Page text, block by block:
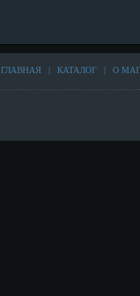
ГЛАВНАЯ| КАТАЛОГ| О